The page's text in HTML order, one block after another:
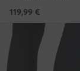
119,99 €